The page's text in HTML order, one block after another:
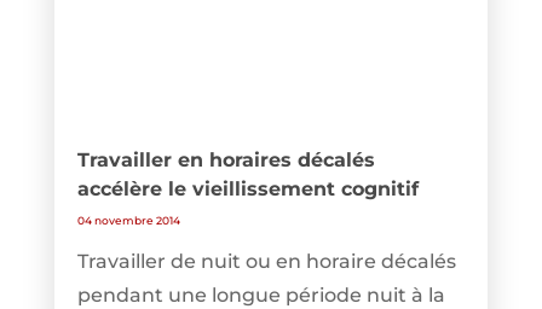
Travailler en horaires décalés
accélère le vieillissement cognitif
04 novembre 2014
Travailler de nuit ou en horaire décalés
pendant une longue période nuit à la